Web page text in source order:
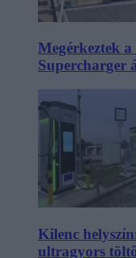
Megérkeztek
Supercharger
Kilenc
ultragyors